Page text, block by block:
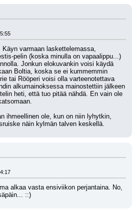
varmaan laskettelemassa,
pelin (koska minulla on vapaalippu...)
Jonkun elokuvankin voisi käydä
Boltia, koska se ei kummemmin
tai Rööperi voisi olla varteenotettava
alkumainoksessa mainostettiin jälkeen
heti, että tuo pitää nähdä. En vain ole
ihmeellinen ole, kun on niin lyhytkin,
näin kylmän talven keskellä.
alkaa vasta ensiviikon perjantaina. No,
::)